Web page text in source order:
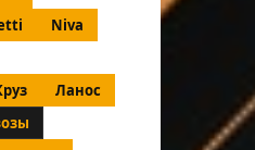
Niva
Ланос